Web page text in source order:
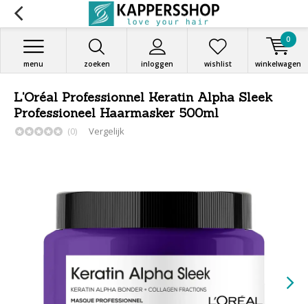
zoeken inloggen
menu wishlist winkelwagen
0
L'Oréal Professionnel Keratin Alpha Sleek
Professioneel Haarmasker 500ml
(0) Vergelijk